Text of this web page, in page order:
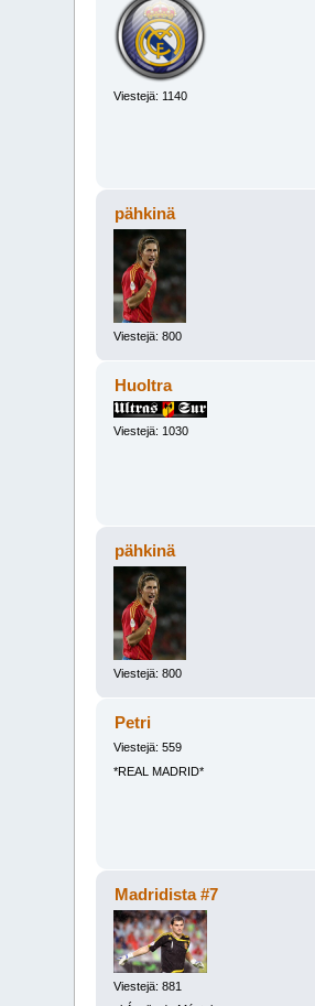
Viestejä: 1140
pähkinä
Viestejä: 800
Huoltra
Viestejä: 1030
pähkinä
Viestejä: 800
Petri
Viestejä: 559
*REAL MADRID*
Madridista #7
Viestejä: 881